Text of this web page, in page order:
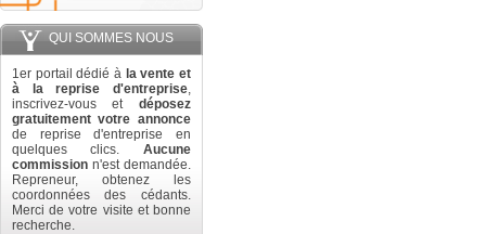
QUI SOMMES NOUS
1er portail dédié à la vente et
à la reprise d'entreprise,
inscrivez-vous et déposez
gratuitement votre annonce
de reprise d'entreprise en
quelques clics. Aucune
commission n'est demandée.
Repreneur, obtenez les
coordonnées des cédants.
Merci de votre visite et bonne
recherche.